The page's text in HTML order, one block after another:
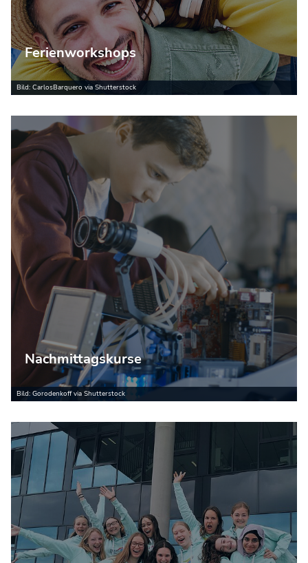
Ferienworkshops
Bild: CarlosBarquero via Shutterstock
Nachmittagskurse
Bild: Gorodenkoff via Shutterstock